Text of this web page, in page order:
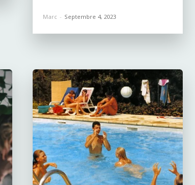
Marc - Septembre 4, 2023